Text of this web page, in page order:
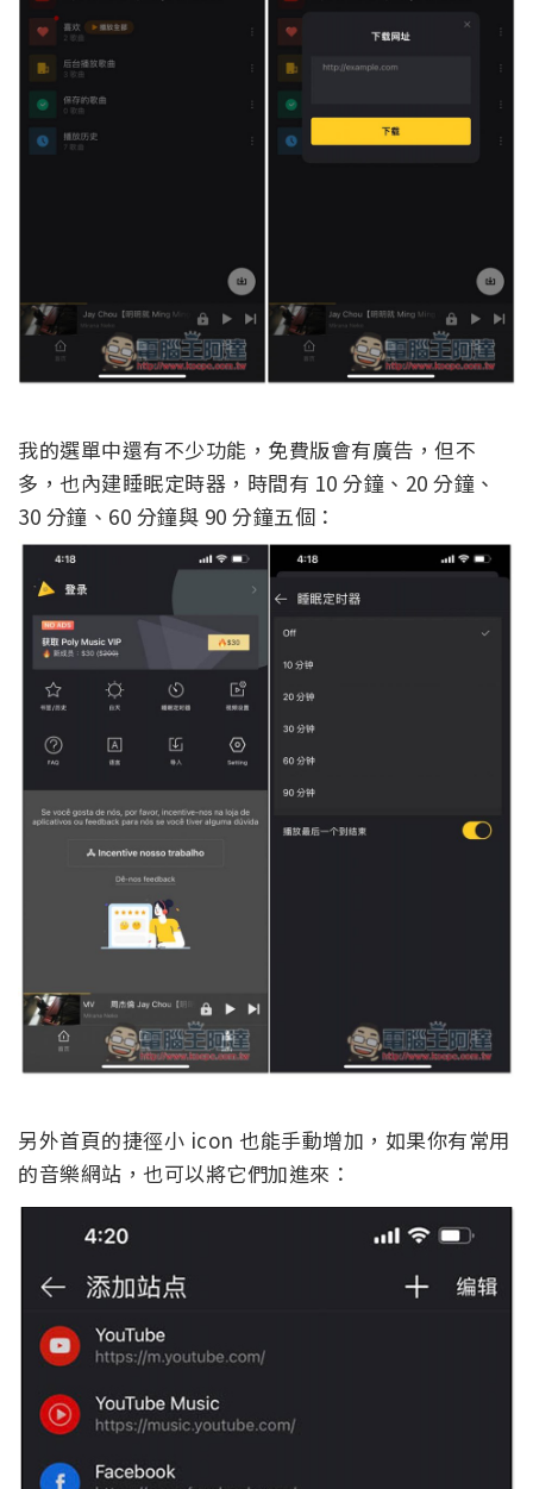
我的選單中還有不少功能，免費版會有廣告，但不
多，也內建睡眠定時器，時間有 10 分鐘、20 分鐘、
30 分鐘、60 分鐘與 90 分鐘五個：
另外首頁的捷徑小 icon 也能手動增加，如果你有常用
的音樂網站，也可以將它們加進來：